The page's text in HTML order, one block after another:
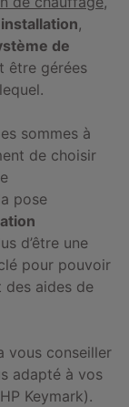
,
de
être gérées
sommes à
de choisir
pose
d’être une
pour pouvoir
des aides de
vous conseiller
adapté à vos
Keymark).